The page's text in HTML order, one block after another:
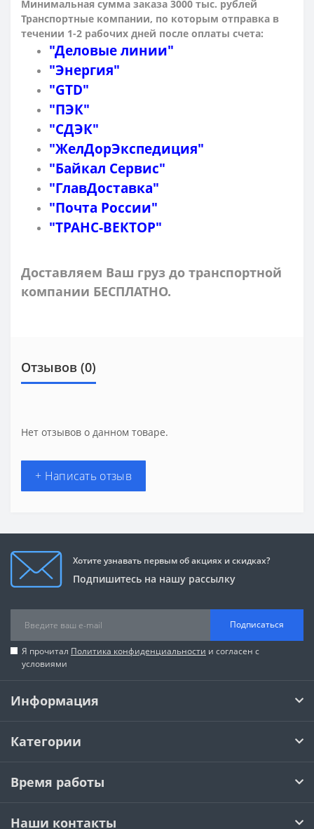
Минимальная сумма заказа 3000 тыс. рублей
Транспортные компании, по которым отправка в
течении 1-2 рабочих дней после оплаты счета:
"Деловые линии"
"Энергия"
"GTD"
"ПЭК"
"СДЭК"
"ЖелДорЭкспедиция"
"Байкал Сервис"
"ГлавДоставка"
"Почта России"
"ТРАНС-ВЕКТОР"
Доставляем Ваш груз до транспортной
компании БЕСПЛАТНО.
Отзывов (0)
Нет отзывов о данном товаре.
+ Написать отзыв
Хотите узнавать первым об акциях и скидках?
Подпишитесь на нашу рассылку
Подписаться
Я прочитал Политика конфиденциальности и согласен с
условиями
Информация
Категории
Время работы
Наши контакты